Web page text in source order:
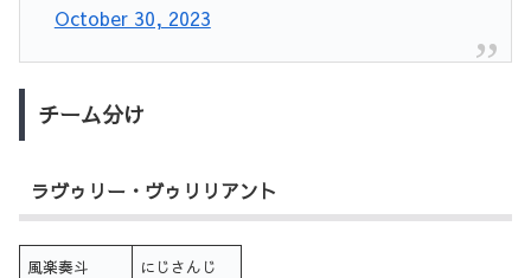
October 30, 2023
チーム分け
ラヴゥリー・ヴゥリリアント
風楽奏斗 にじさんじ